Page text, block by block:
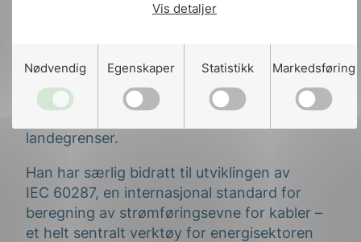
Vis detaljer
Nødvendig Egenskaper Statistikk Markedsføring
standarder som et felles rammeverk, som gir
et felles grunnlag for arbeid i det
landegrenser.
Han har særlig bidratt til utviklingen av
IEC 60287, en internasjonal standard for
beregning av strømføringsevne for kabler –
et helt sentralt verktøy for energisektoren